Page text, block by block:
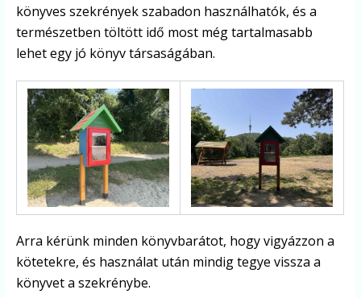
könyves szekrények szabadon használhatók, és a
természetben töltött idő most még tartalmasabb
lehet egy jó könyv társaságában.
Arra kérünk minden könyvbarátot, hogy vigyázzon a
kötetekre, és használat után mindig tegye vissza a
könyvet a szekrénybe.